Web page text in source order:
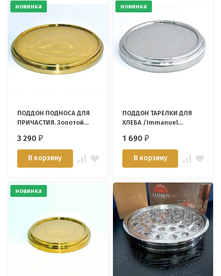
новинка
ПОДДОН ПОДНОСА ДЛЯ
ПРИЧАСТИЯ. Золотой
Enterprise/
3 290₽
В корзину
новинка
ПОДДОН ТАРЕЛКИ ДЛЯ
ХЛЕБА /Immanuel
1 690₽
В корзину
новинка